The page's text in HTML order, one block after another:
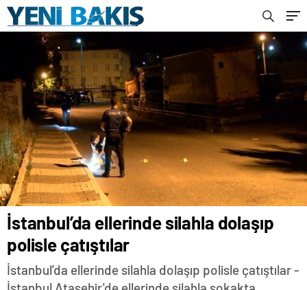
İstanbul’da ellerinde silahla dolaşıp
polisle çatıştılar
İstanbul’da ellerinde silahla dolaşıp polisle çatıştılar -